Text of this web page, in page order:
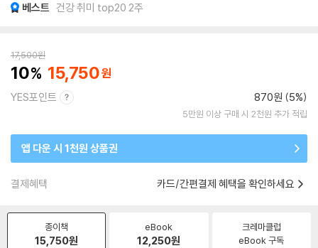
베스트 건강 취미 top20 2주
17,500원
10 15,750
YES포인트 870원 (5%)
5만원 이상 구매 시 2천원 추가 적립
앱 다운 시 1천원 상품권
결제혜택 카드/간편결제 혜택을 확인하세요
종이책
15,750원
eBook
12,250원
크레마클럽
eBook 구독